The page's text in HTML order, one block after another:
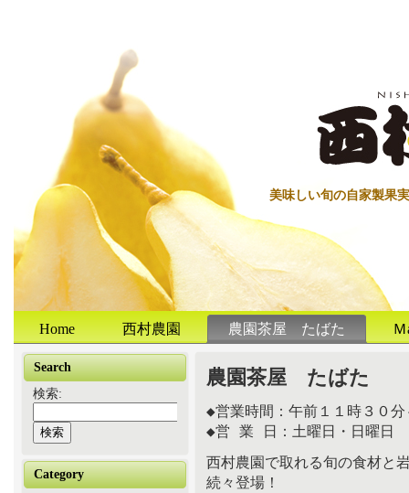
美味しい旬の自家製果
Home 西村農園 農園茶屋 たばた
Search
検索:
Category
農園茶屋 たばた
◆営業時間：午前１１時３０
◆営 業 日：土曜日・日曜日
西村農園で取れる旬の食材と
続々登場！